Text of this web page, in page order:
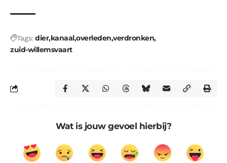
Tags:dierkanaaloverleden verdronken
zuid-willemsvaart
Wat is jouw gevoel hierbij?